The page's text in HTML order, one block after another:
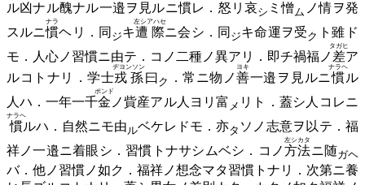
ル凶ナル醜ナル一邉ヲ見ルニ慣レ．怒リ 哀シ ミ憎ム ノ情ヲ発
スルニ慣
ナラ
ヘリ． 同 ジキ遭際
左シアハセ
ニ会シ． 同 ジキ命運ヲ受ク ト雖ド
モ．人心ノ習慣ニ由テ．コノ二種ノ異アリ．即チ禍福ノ 差
タガヒ
ア
ルコトナリ．学士戎孫
ヂヨンソン
曰ク ．常ニ物ノ善
ヨキ
一邉ヲ見ルニ慣
ナラヘ
ル
人ハ．一年一千金
ポンド
ノ貲産アル人ヨリ 富 メ リト．蓋シ人コレニ
慣
ナラヘ
ルハ．自然ニモ由ルベケレドモ． 亦タ ソノ志意ヲ以テ．福
祥ノ一邉ニ着眼シ．習慣トナサシムベシ．コノ方法
左シカタ
ニ随ガヘ
バ．他ノ習慣ノ如ク．福祥ノ想念マタ習慣トナリ．次第ニ養